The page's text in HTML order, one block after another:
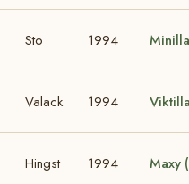
Sto 1994
Valack 1994
Hingst 1994 Maxy